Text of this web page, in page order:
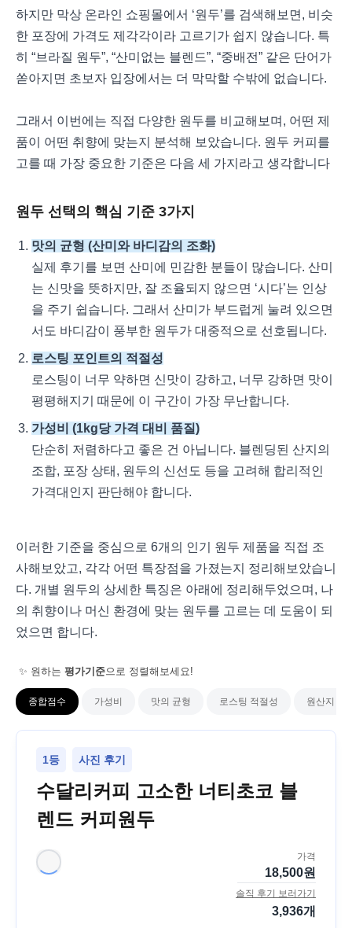
하지만 막상 온라인 쇼핑몰에서 ‘원두’를 검색해보면, 비슷
한 포장에 가격도 제각각이라 고르기가 쉽지 않습니다. 특
히 “브라질 원두”, “산미없는 블렌드”, “중배전” 같은 단어가
쏟아지면 초보자 입장에서는 더 막막할 수밖에 없습니다.
그래서 이번에는 직접 다양한 원두를 비교해보며, 어떤 제
품이 어떤 취향에 맞는지 분석해 보았습니다. 원두 커피를
고를 때 가장 중요한 기준은 다음 세 가지라고 생각합니다
원두 선택의 핵심 기준 3가지
맛의 균형 (산미와 바디감의 조화)
실제 후기를 보면 산미에 민감한 분들이 많습니다. 산미
는 신맛을 뜻하지만, 잘 조율되지 않으면 ‘시다’는 인상
을 주기 쉽습니다. 그래서 산미가 부드럽게 눌려 있으면
서도 바디감이 풍부한 원두가 대중적으로 선호됩니다.
로스팅 포인트의 적절성
로스팅이 너무 약하면 신맛이 강하고, 너무 강하면 맛이
평평해지기 때문에 이 구간이 가장 무난합니다.
가성비 (1kg당 가격 대비 품질)
단순히 저렴하다고 좋은 건 아닙니다. 블렌딩된 산지의
조합, 포장 상태, 원두의 신선도 등을 고려해 합리적인
가격대인지 판단해야 합니다.
이러한 기준을 중심으로 6개의 인기 원두 제품을 직접 조
사해보았고, 각각 어떤 특장점을 가졌는지 정리해보았습니
다. 개별 원두의 상세한 특징은 아래에 정리해두었으며, 나
의 취향이나 머신 환경에 맞는 원두를 고르는 데 도움이 되
었으면 합니다.
✨ 원하는 평가기준으로 정렬해보세요!
종합점수 가성비 맛의 균형 로스팅 적절성 원산지 다
1등 사진 후기
수달리커피 고소한 너티초코 블
렌드 커피원두
가격
18,500원
솔직 후기 보러가기
3,936개